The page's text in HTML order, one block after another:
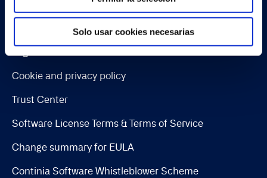
Solo usar cookies necesarias
Continia Banking
Cookie and privacy policy
Trust Center
Software License Terms & Terms of Service
Change summary for EULA
Continia Software Whistleblower Scheme